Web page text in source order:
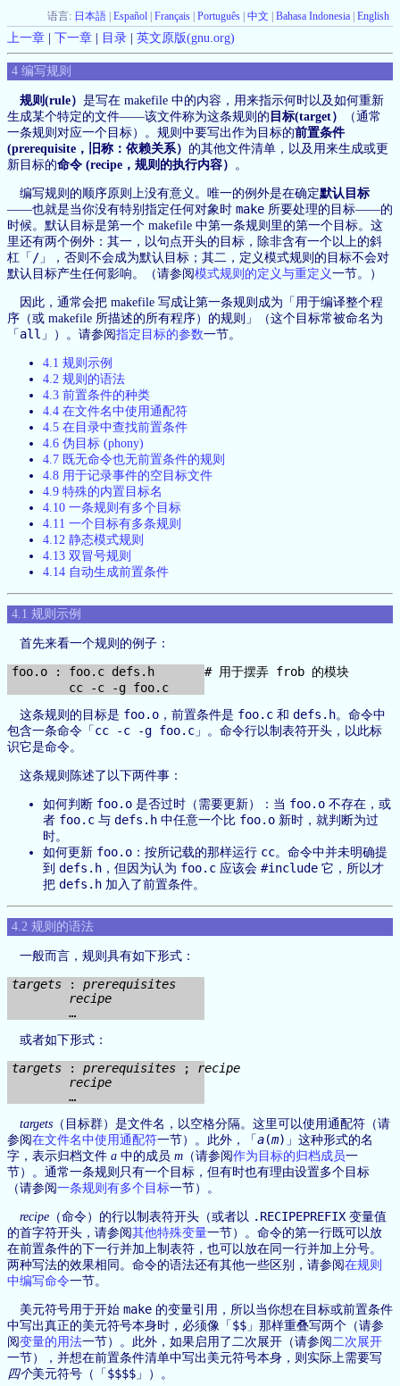
语言: 日本語 Español Français Português 中文 Bahasa Indonesia English
上一章 下一章 目录 英文原版(gnu.org)
4 编写规则
规则(rule） 是写在 makefile 中的内容，用来指示何时以及如何重新
生成某个特定的文件——该文件称为这条规则的 目标(target）
（通常
一条规则对应一个目标）。规则中要写出作为目标的前置条件
(prerequisite，旧称：依赖关系） 的其他文件清单，以及用来生成或更
新目标的命令 (recipe，规则的执行内容） 。
编写规则的顺序原则上没有意义。唯一的例外是在确定默认目标
——也就是当你没有特别指定任何对象时 make 所要处理的目标——的
时候。默认目标是第一个 makefile 中第一条规则里的第一个目标。这
里还有两个例外：其一，以句点开头的目标，除非含有一个以上的斜
杠「 / 」，否则不会成为默认目标；其二，定义模式规则的目标不会对
默认目标产生任何影响。（请参阅模式规则的定义与重定义一节。）
因此，通常会把 makefile 写成让第一条规则成为「用于编译整个程
序（或 makefile 所描述的所有程序）的规则」（这个目标常被命名为
「 all 」）。请参阅指定目标的参数一节。
4.1 规则示例
4.2 规则的语法
4.3 前置条件的种类
4.4 在文件名中使用通配符
4.5 在目录中查找前置条件
4.6 伪目标 (phony)
4.7 既无命令也无前置条件的规则
4.8 用于记录事件的空目标文件
4.9 特殊的内置目标名
4.10 一条规则有多个目标
4.11 一个目标有多条规则
4.12 静态模式规则
4.13 双冒号规则
4.14 自动生成前置条件
4.1 规则示例
首先来看一个规则的例子：
foo.o : foo.c defs.h       # 用于摆弄 frob 的模块
这条规则的目标是 foo.o ，前置条件是 foo.c 和 defs.h。命令中
包含一条命令「 cc -c -g foo.c 」。命令行以制表符开头，以此标
识它是命令。
这条规则陈述了以下两件事：
如何判断 foo.o 是否过时（需要更新）：当 foo.o 不存在，或
者 foo.c 与 defs.h 中任意一个比 foo.o 新时，就判断为过
时。
如何更新 foo.o ：按所记载的那样运行 cc。命令中并未明确提
到 defs.h ，但因为认为 foo.c 应该会 #include 它，所以才
把 defs.h 加入了前置条件。
4.2 规则的语法
一般而言，规则具有如下形式：
targets : prerequisites
recipe
或者如下形式：
targets : prerequisites ; recipe
recipe
targets （目标群）是文件名，以空格分隔。这里可以使用通配符（请
参阅在文件名中使用通配符一节）。此外，「a(m) 」这种形式的名
字，表示归档文件 a 中的成员 m （请参阅作为目标的归档成员一
节）。通常一条规则只有一个目标，但有时也有理由设置多个目标
（请参阅一条规则有多个目标一节）。
recipe （命令）的行以制表符开头（或者以 .RECIPEPREFIX 变量值
的首字符开头，请参阅其他特殊变量一节）。命令的第一行既可以放
在前置条件的下一行并加上制表符，也可以放在同一行并加上分号。
两种写法的效果相同。命令的语法还有其他一些区别，请参阅在规则
中编写命令一节。
美元符号用于开始 make 的变量引用，所以当你想在目标或前置条件
中写出真正的美元符号本身时，必须像「 $$ 」那样重叠写两个（请参
阅变量的用法一节）。此外，如果启用了二次展开（请参阅 二次展开
一节），并想在前置条件清单中写出美元符号本身，则实际上需要写
四个美元符号（「 $$$$ 」）。